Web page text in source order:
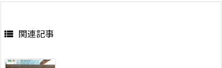
 関連記事